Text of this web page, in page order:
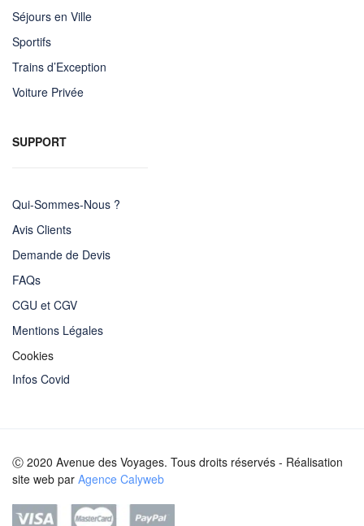
Séjours en Ville
Sportifs
Trains d’Exception
Voiture Privée
SUPPORT
Qui-Sommes-Nous ?
Avis Clients
Demande de Devis
FAQs
CGU et CGV
Mentions Légales
Cookies
Infos Covid
Ⓒ 2020 Avenue des Voyages. Tous droits réservés - Réalisation
site web par Agence Calyweb